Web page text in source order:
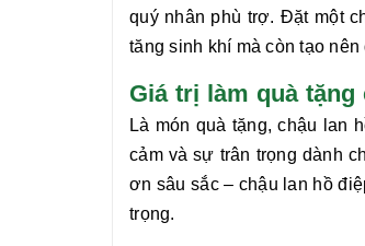
quý nhân phù trợ. Đặt một
tăng sinh khí mà còn tạo
Giá trị làm quà tặng
Là món quà tặng, chậu lan
cảm và sự trân trọng dành
ơn sâu sắc – chậu lan hồ
trọng.